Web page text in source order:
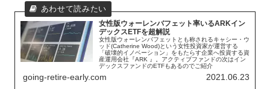
女性版ウォーレンバフェット率いるARKイン
デックスETFを超解説
女性版ウォーレンバフェットとも称されるキャシー・ウ
ッド(Catherine Wood)という女性投資家が運営する
「破壊的イノベーション」をもたらす企業へ投資する資
産運用会社『ARK 』。アクティブファンドの次はイン
デックスファンドのETFもあるのでご紹介
going-retire-early.com 2021.06.23